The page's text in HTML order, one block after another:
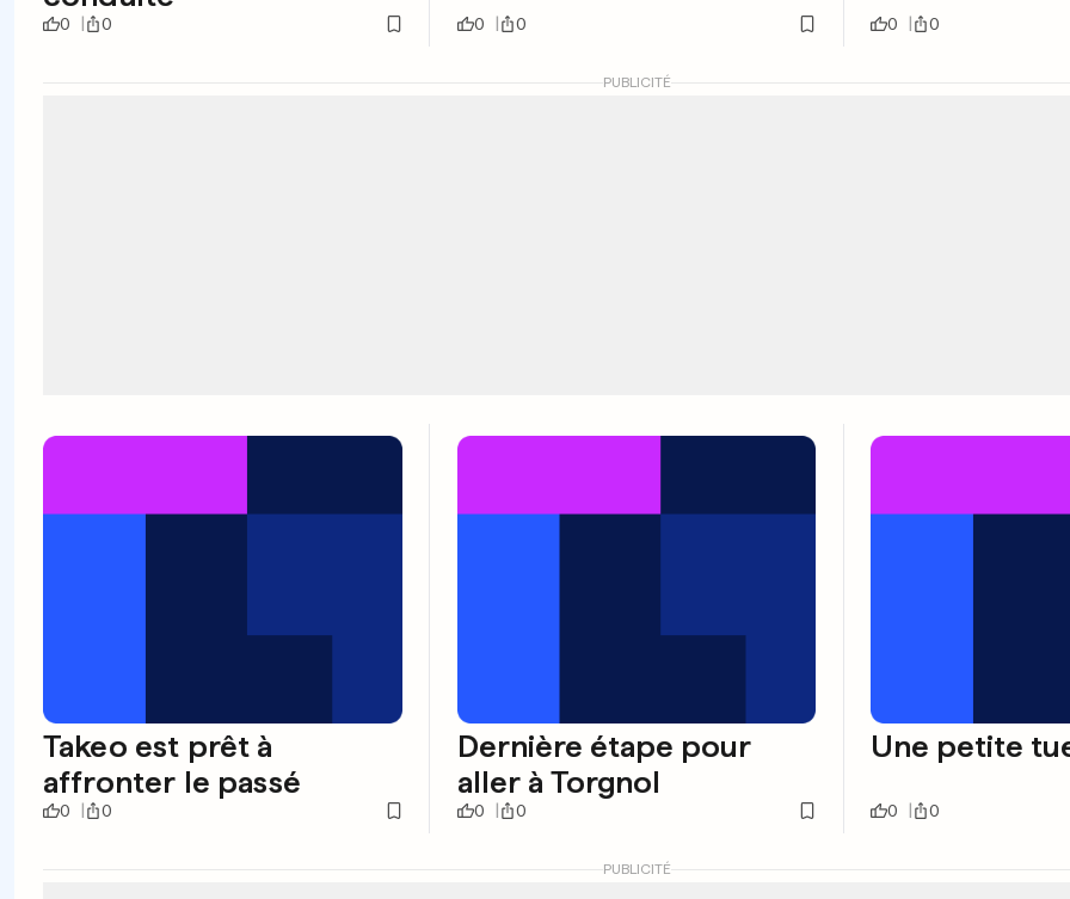
0 0 0 0 0 0
PUBLICITÉ
Takeo est prêt à
affronter le passé
0 0
Dernière étape pour
aller à Torgnol
0 0
Une petite
0 0
PUBLICITÉ